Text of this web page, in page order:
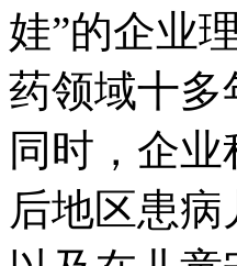
娃”的企业理
药领域十多
同时，企
后地区患病